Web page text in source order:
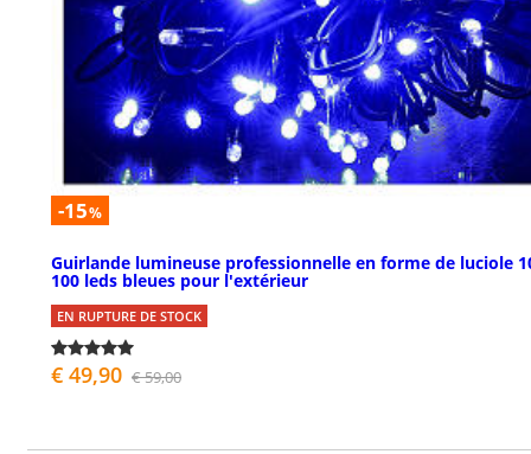
-15%
Guirlande lumineuse professionnelle en forme de luciole
100 leds bleues pour l'extérieur
EN RUPTURE DE STOCK
€ 49,90 € 59,00